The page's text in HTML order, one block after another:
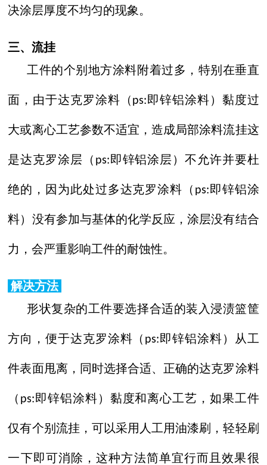
决涂层厚度不均匀的现象。
三、流挂
工件的个别地方涂料附着过多，特别在垂直
面，由于达克罗涂料（ ps:即锌铝涂料）黏度过
大或离心工艺参数不适宜，造成局部涂料流挂这
是达克罗涂层（ ps:即锌铝涂层）不允许并要杜
绝的，因为此处过多达克罗涂料（ ps:即锌铝涂
料）没有参加与基体的化学反应，涂层没有结合
力，会严重影响工件的耐蚀性。
解决方法
形状复杂的工件要选择合适的装入浸渍篮筐
方向，便于达克罗涂料（ ps:即锌铝涂料）从工
件表面甩离，同时选择合适、正确的达克罗涂料
（ ps:即锌铝涂料）黏度和离心工艺，如果工件
仅有个别流挂，可以采用人工用油漆刷，轻轻刷
一下即可消除，这种方法简单宜行而且效果很